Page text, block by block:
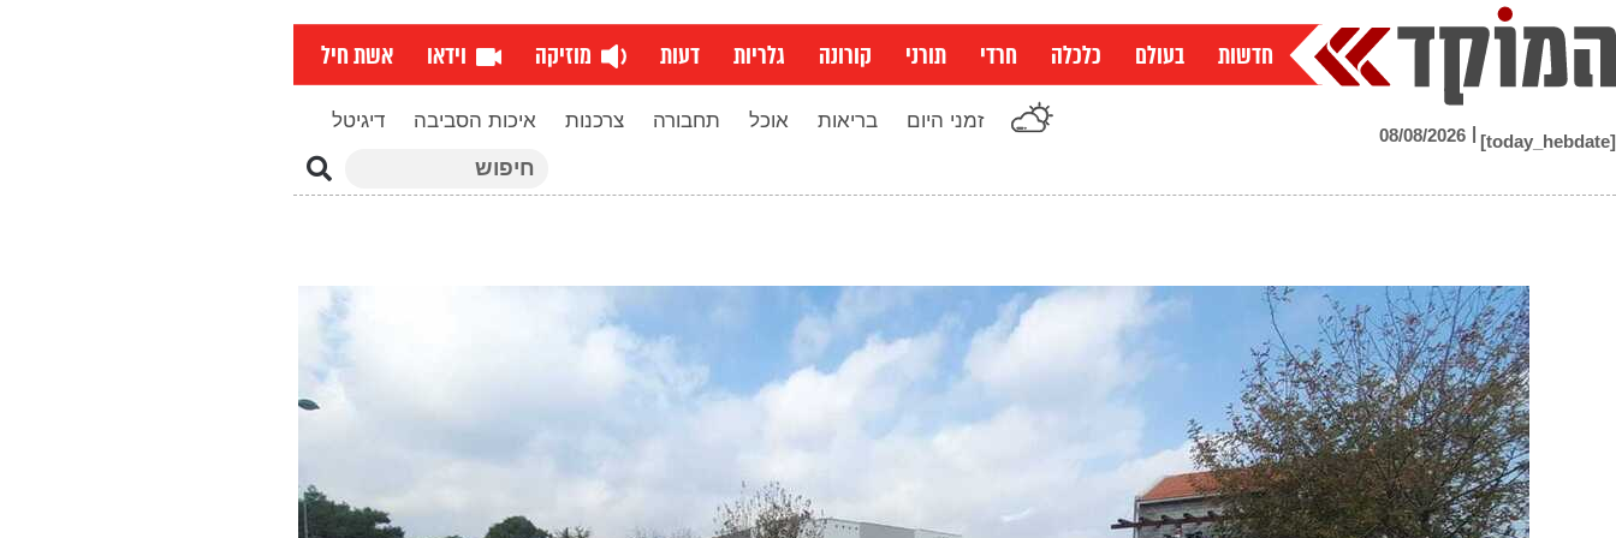
לתוכן
חדשות בעולם כלכלה חרדי תורני קורונה גלריות דעות מוזיקה וידאו אשת חיל
[today_hebdate]
|
08/08/2026
זמני היום בריאות אוכל תחבורה צרכנות איכות הסביבה דיגיטל
חיפוש